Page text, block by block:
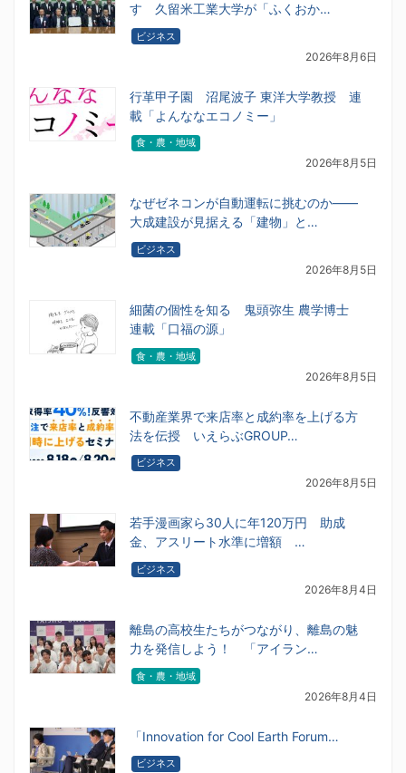
す 久留米工業大学が「ふくおか…
ビジネス
2026年8月6日
行革甲子園 沼尾波子 東洋大学教授 連
載「よんななエコノミー」
食・農・地域
2026年8月5日
なぜゼネコンが自動運転に挑むのか――
大成建設が見据える「建物」と…
ビジネス
2026年8月5日
細菌の個性を知る 鬼頭弥生 農学博士
連載「口福の源」
食・農・地域
2026年8月5日
不動産業界で来店率と成約率を上げる方
法を伝授 いえらぶGROUP…
ビジネス
2026年8月5日
若手漫画家ら30人に年120万円 助成
金、アスリート水準に増額 …
ビジネス
2026年8月4日
離島の高校生たちがつながり、離島の魅
力を発信しよう！ 「アイラン…
食・農・地域
2026年8月4日
「Innovation for Cool Earth Forum…
ビジネス